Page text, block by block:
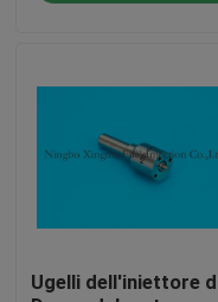
Chi siamo
Ugelli dell'iniettore